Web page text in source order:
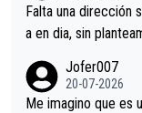
Falta una dirección
a en dia, sin
Minguez, Velez etc
tristes sin victorias.
Jofer007
20-07-2026
Me imagino que es